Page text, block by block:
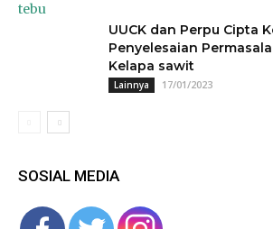
UUCK dan Perpu Cipta
Penyelesaian
Kelapa sawit
Lainnya 17/01/2023
SOSIAL MEDIA